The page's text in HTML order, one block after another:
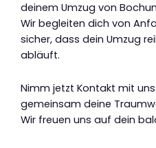
deinem Umzug von
Wir begleiten dich von
sicher, dass dein Umzug
abläuft.
Nimm jetzt Kontakt mit
gemeinsam deine
Wir freuen uns auf dein